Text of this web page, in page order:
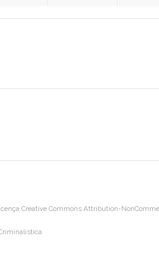
Creative Commons Attribution-